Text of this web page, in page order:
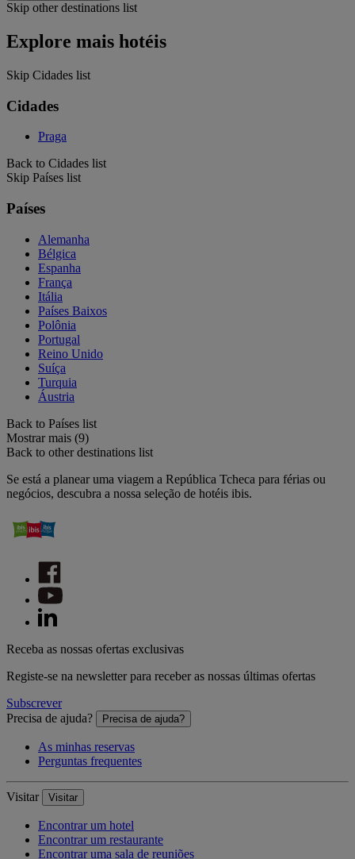
Skip other destinations list
Explore mais hotéis
Skip Cidades list
Cidades
Praga
Back to Cidades list
Skip Países list
Países
Alemanha
Bélgica
Espanha
França
Itália
Países Baixos
Polônia
Portugal
Reino Unido
Suíça
Turquia
Áustria
Back to Países list
Mostrar mais (9)
Back to other destinations list
Se está a planear uma viagem a República Tcheca para férias ou
negócios, descubra a nossa seleção de hotéis ibis.
Receba as nossas ofertas exclusivas
Registe-se na newsletter para receber as nossas últimas ofertas
Subscrever
Precisa de ajuda?
Precisa de ajuda?
As minhas reservas
Perguntas frequentes
Visitar Visitar
Encontrar um hotel
Encontrar um restaurante
Encontrar uma sala de reuniões